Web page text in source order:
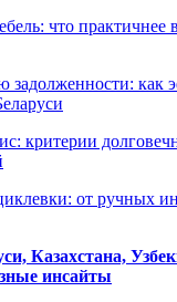
что практичнее
как
критерии
от ручных
Казахстана,
инсайты